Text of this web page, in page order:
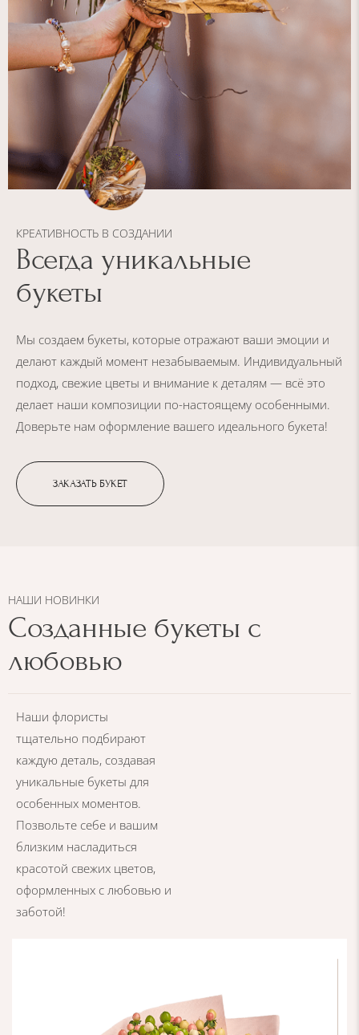
КРЕАТИВНОСТЬ В СОЗДАНИИ
Всегда уникальные
букеты
Мы создаем букеты, которые отражают ваши эмоции и
делают каждый момент незабываемым. Индивидуальный
подход, свежие цветы и внимание к деталям — всё это
делает наши композиции по-настоящему особенными.
Доверьте нам оформление вашего идеального букета!
ЗАКАЗАТЬ БУКЕТ
НАШИ НОВИНКИ
Созданные букеты с
любовью
Наши флористы
тщательно подбирают
каждую деталь, создавая
уникальные букеты для
особенных моментов.
Позвольте себе и вашим
близким насладиться
красотой свежих цветов,
оформленных с любовью и
заботой!